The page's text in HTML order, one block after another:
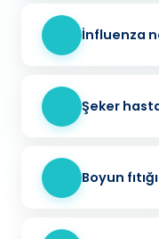
İnfluenza
Şeker
Boyun